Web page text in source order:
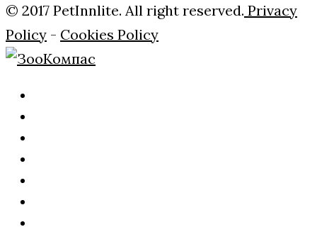
© 2017 PetInnlite. All right reserved. Privacy
Policy - Cookies Policy